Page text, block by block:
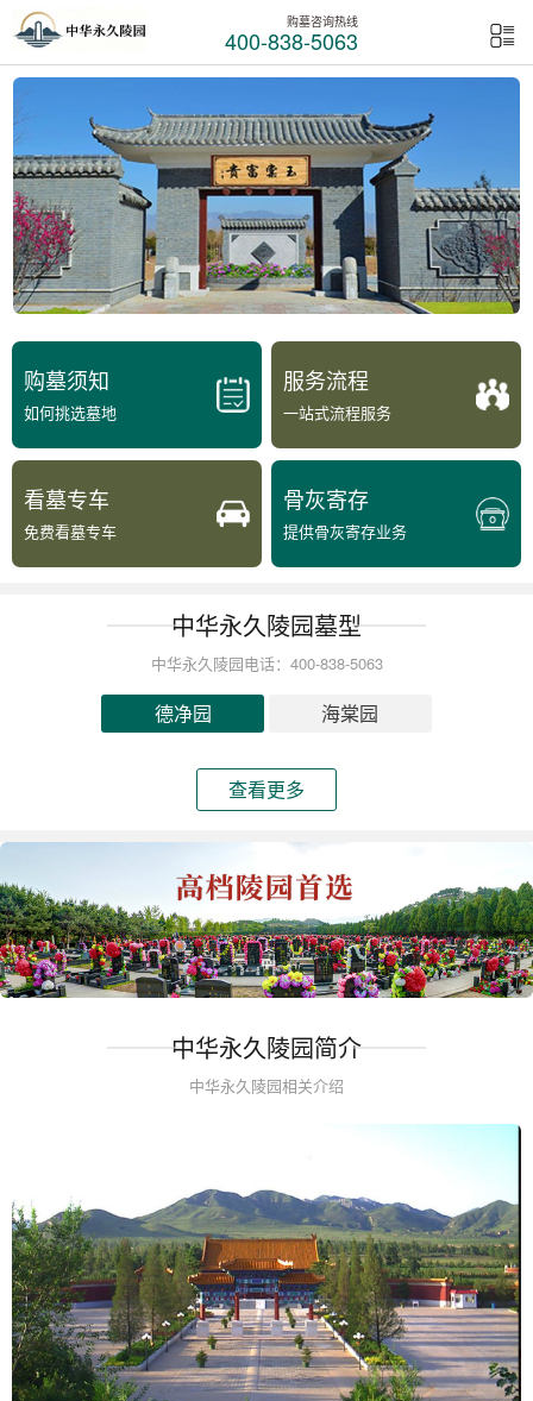
购墓咨询热线
400-838-5063
购墓须知
如何挑选墓地
服务流程
一站式流程服务
看墓专车
免费看墓专车
骨灰寄存
提供骨灰寄存业务
中华永久陵园墓型
中华永久陵园电话：400-838-5063
德净园 海棠园
查看更多
中华永久陵园简介
中华永久陵园相关介绍